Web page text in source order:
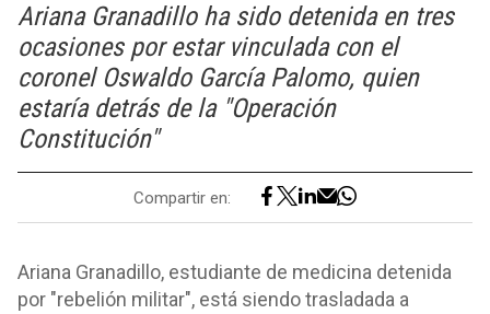
Ariana Granadillo ha sido detenida en tres
ocasiones por estar vinculada con el
coronel Oswaldo García Palomo, quien
estaría detrás de la "Operación
Constitución"
Compartir en:
Ariana Granadillo, estudiante de medicina detenida
por "rebelión militar", está siendo trasladada a